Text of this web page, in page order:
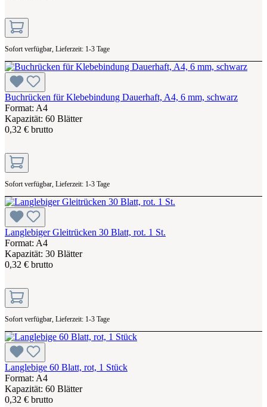
Sofort verfügbar, Lieferzeit: 1-3 Tage
Buchrücken für Klebebindung Dauerhaft, A4, 6 mm, schwarz
Format: A4
Kapazität: 60 Blätter
0,32 € brutto
Sofort verfügbar, Lieferzeit: 1-3 Tage
Langlebiger Gleitrücken 30 Blatt, rot. 1 St.
Format: A4
Kapazität: 30 Blätter
0,32 € brutto
Sofort verfügbar, Lieferzeit: 1-3 Tage
Langlebige 60 Blatt, rot, 1 Stück
Format: A4
Kapazität: 60 Blätter
0,32 € brutto